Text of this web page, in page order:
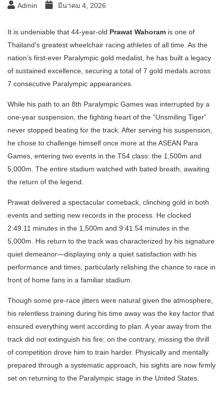
Admin มีนาคม 4, 2026
It is undeniable that 44-year-old Prawat Wahoram is one of
Thailand’s greatest wheelchair racing athletes of all time. As the
nation’s first-ever Paralympic gold medalist, he has built a legacy
of sustained excellence, securing a total of 7 gold medals across
7 consecutive Paralympic appearances.
While his path to an 8th Paralympic Games was interrupted by a
one-year suspension, the fighting heart of the “Unsmiling Tiger”
never stopped beating for the track. After serving his suspension,
he chose to challenge himself once more at the ASEAN Para
Games, entering two events in the T54 class: the 1,500m and
5,000m. The entire stadium watched with bated breath, awaiting
the return of the legend.
Prawat delivered a spectacular comeback, clinching gold in both
events and setting new records in the process. He clocked
2:49.11 minutes in the 1,500m and 9:41.54 minutes in the
5,000m. His return to the track was characterized by his signature
quiet demeanor—displaying only a quiet satisfaction with his
performance and times, particularly relishing the chance to race in
front of home fans in a familiar stadium.
Though some pre-race jitters were natural given the atmosphere,
his relentless training during his time away was the key factor that
ensured everything went according to plan. A year away from the
track did not extinguish his fire; on the contrary, missing the thrill
of competition drove him to train harder. Physically and mentally
prepared through a systematic approach, his sights are now firmly
set on returning to the Paralympic stage in the United States.